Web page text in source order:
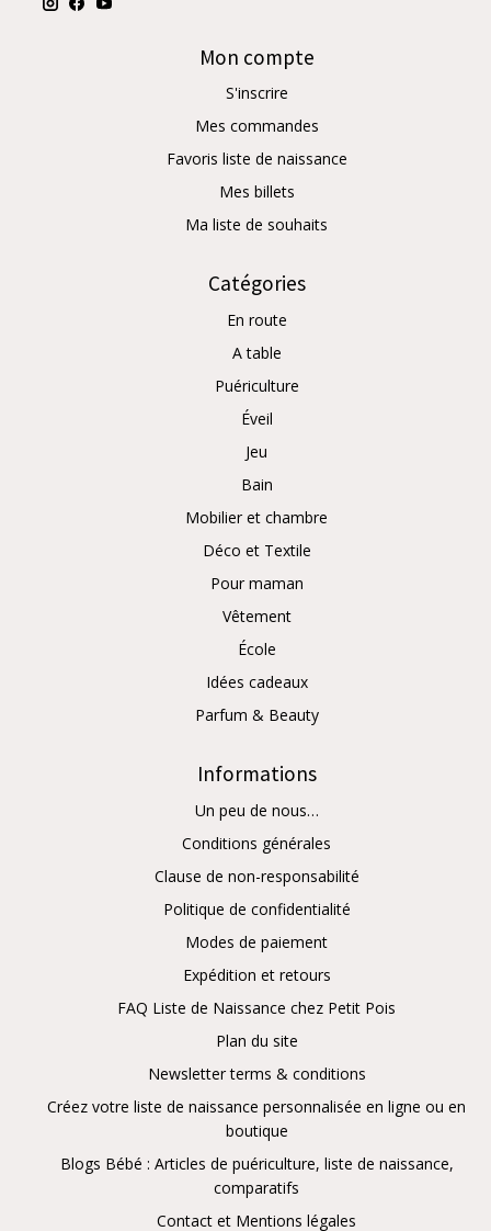
Mon compte
S'inscrire
Mes commandes
Favoris liste de naissance
Mes billets
Ma liste de souhaits
Catégories
En route
A table
Puériculture
Éveil
Jeu
Bain
Mobilier et chambre
Déco et Textile
Pour maman
Vêtement
École
Idées cadeaux
Parfum & Beauty
Informations
Un peu de nous…
Conditions générales
Clause de non-responsabilité
Politique de confidentialité
Modes de paiement
Expédition et retours
FAQ Liste de Naissance chez Petit Pois
Plan du site
Newsletter terms & conditions
Créez votre liste de naissance personnalisée en ligne ou en
boutique
Blogs Bébé : Articles de puériculture, liste de naissance,
comparatifs
Contact et Mentions légales